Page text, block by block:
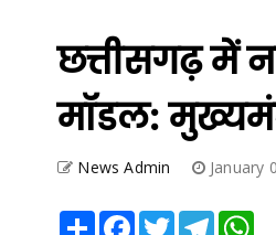
छत्तीसगढ़ में
मॉडल:
News Admin January
Share Facebook
TwitterTelegram